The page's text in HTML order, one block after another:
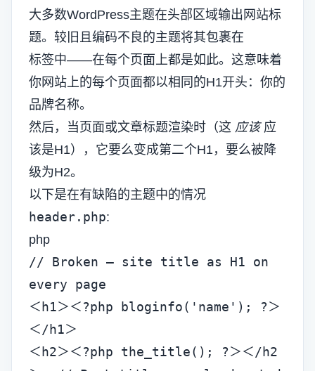
大多数WordPress主题在头部区域输出网站标
题。较旧且编码不良的主题将其包裹在
标签中——在每个页面上都是如此。这意味着
你网站上的每个页面都以相同的H1开头：你的
品牌名称。
然后，当页面或文章标题渲染时（这 应该应
该是H1），它要么变成第二个H1，要么被降
级为H2。
以下是在有缺陷的主题中的情况
header.php:
php
// Broken — site title as H1 on
every page
＜h1＞＜?php bloginfo('name'); ?＞
＜/h1＞
＜h2＞＜?php the_title(); ?＞＜/h2